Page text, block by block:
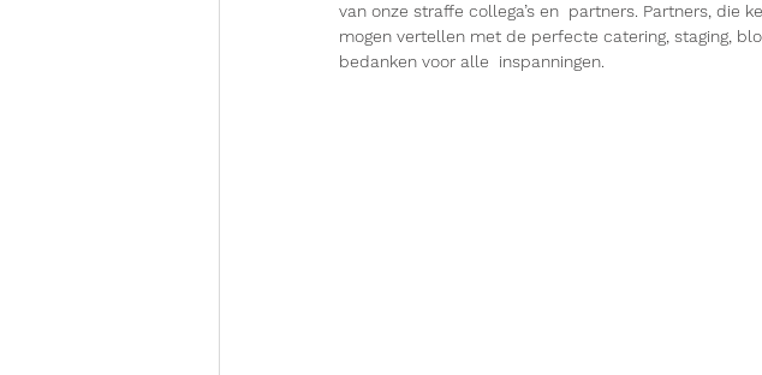
van onze straffe collega’s en  partners. Partners, die
mogen vertellen met de perfecte catering, staging,
bedanken voor alle  inspanningen.